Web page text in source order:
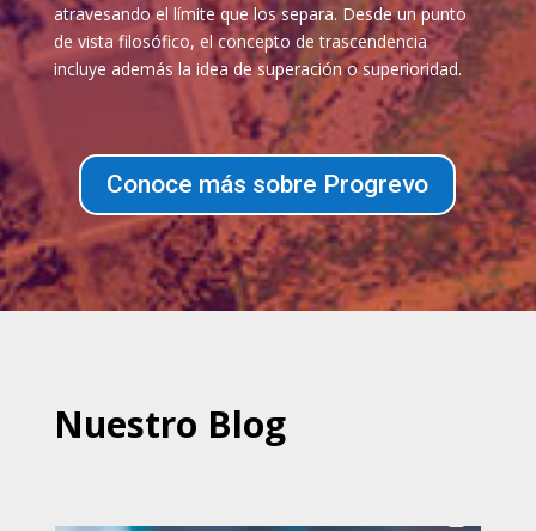
atravesando el límite que los separa. Desde un punto
de vista filosófico, el concepto de trascendencia
incluye además la idea de superación o superioridad.
Conoce más sobre Progrevo
Nuestro Blog